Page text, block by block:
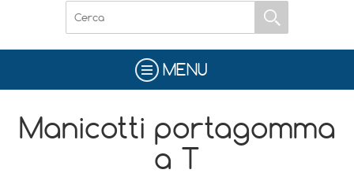
MENU
Manicotti portagomma
a T